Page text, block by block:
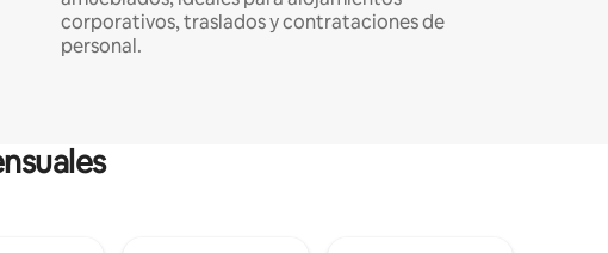
corporativos, traslados y contrataciones de
personal.